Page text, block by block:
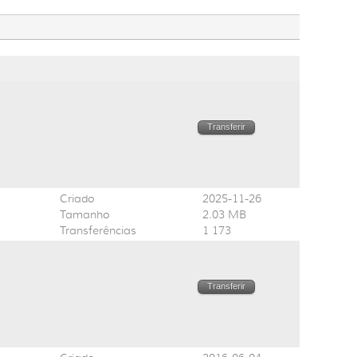
Transferir
Criado
Tamanho
Transferências
2025-11-26
2.03 MB
1 173
Transferir